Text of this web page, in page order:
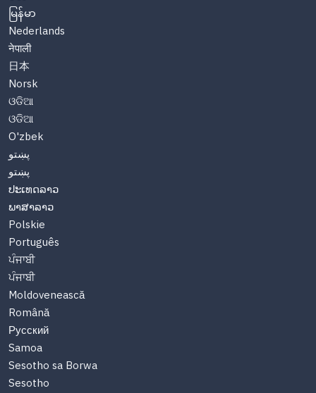
မြန်မာ
Nederlands
नेपाली
日本
Norsk
ଓଡିଆ
ଓଡିଆ
O'zbek
پښتو
پښتو
ປະເທດລາວ
ພາສາລາວ
Polskie
Português
ਪੰਜਾਬੀ
ਪੰਜਾਬੀ
Moldovenească
Română
Русский
Samoa
Sesotho sa Borwa
Sesotho